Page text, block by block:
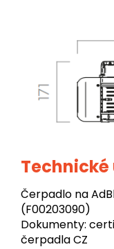
Čerpadlo na
(F00203090)
Dokumenty:
čerpadla CZ